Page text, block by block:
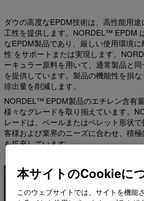
ダウの高度なEPDM技術は、高性能用
工性を提供します。NORDEL™ EPDM
なEPDM製品であり、厳しい使用環境
性 をサポートまたは実現します。
ーキュラー原料を用いて、通常製品と
を提供しています。製品の機能性を損
排出量を削減します。
NORDEL™ EPDM製品のエチレン含有量
様々なグレードを取り揃えています。
レードは、ベールまたはペレット形状
客様および業界のニーズに合わせ、積
を拡充しています。
NORDEL™ EPDM
本サイトのCookieに
このウェブサイトでは、サイトを機能